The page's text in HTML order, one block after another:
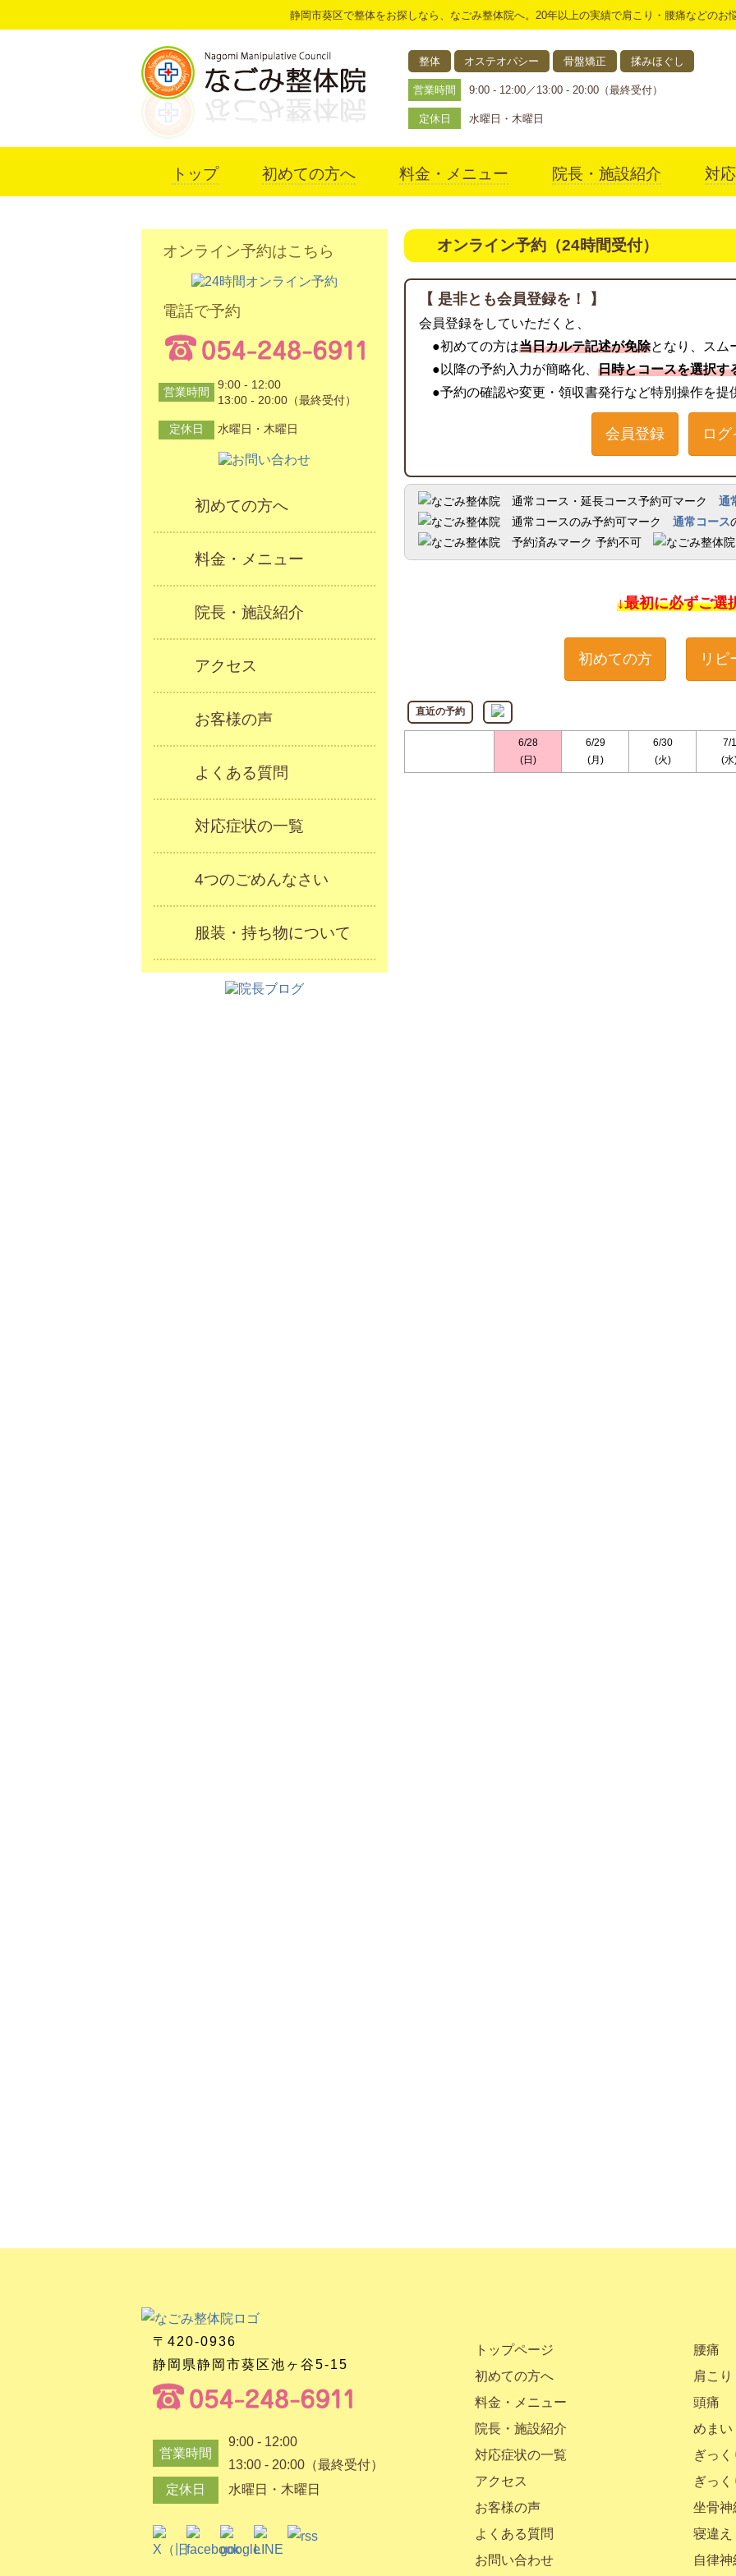
静岡市葵区で整体をお探しなら、なごみ整体院へ。20年以上の実績で肩こり・腰痛などのお
整体 オステオパシー 骨盤矯正 揉みほぐし
営業時間 9:00 - 12:00／13:00 - 20:00（最終受付）
定休日 水曜日・木曜日
トップ 初めての方へ 料金・メニュー 院長・施設紹介 対
アクセス
オンライン予約（24時間受付）
【 是非とも会員登録を！ 】
会員登録をしていただくと、
●初めての方は当日カルテ記述が免除となり、スム
●以降の予約入力が簡略化、 日時とコースを選択す
●予約の確認や変更・領収書発行など特別操作を提
会員登録 ログ
通
通常コース
予約不可
↓最初に必ずご選
初めての方 リピ
直近の予約
6/28
(日)
6/29
(月)
6/30
(火)
7/1
(水
オンライン予約はこちら
電話で予約
営業時間
9:00 - 12:00
13:00 - 20:00（最終受付）
定休日 水曜日・木曜日
初めての方へ
料金・メニュー
院長・施設紹介
アクセス
お客様の声
よくある質問
対応症状の一覧
4つのごめんなさい
服装・持ち物について
〒420-0936
静岡県静岡市葵区池ヶ谷5-15
営業時間
9:00 - 12:00
13:00 - 20:00（最終受付）
定休日
水曜日・木曜日
トップページ
初めての方へ
料金・メニュー
院長・施設紹介
対応症状の一覧
アクセス
お客様の声
よくある質問
お問い合わせ
腰痛
肩こり
頭痛
めまい
ぎっく
ぎっく
坐骨神
寝違え
自律